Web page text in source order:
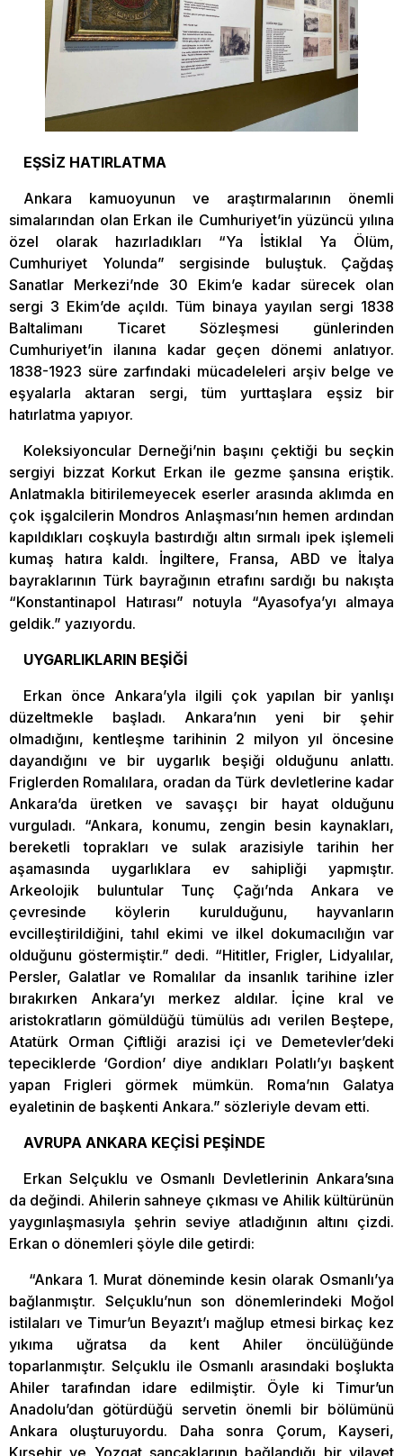
EŞSİZ HATIRLATMA
Ankara kamuoyunun ve araştırmalarının önemli
simalarından olan Erkan ile Cumhuriyet’in yüzüncü yılına
özel olarak hazırladıkları “Ya İstiklal Ya Ölüm,
Cumhuriyet Yolunda” sergisinde buluştuk. Çağdaş
Sanatlar Merkezi’nde 30 Ekim’e kadar sürecek olan
sergi 3 Ekim’de açıldı. Tüm binaya yayılan sergi 1838
Baltalimanı Ticaret Sözleşmesi günlerinden
Cumhuriyet’in ilanına kadar geçen dönemi anlatıyor.
1838-1923 süre zarfındaki mücadeleleri arşiv belge ve
eşyalarla aktaran sergi, tüm yurttaşlara eşsiz bir
hatırlatma yapıyor.
Koleksiyoncular Derneği’nin başını çektiği bu seçkin
sergiyi bizzat Korkut Erkan ile gezme şansına eriştik.
Anlatmakla bitirilemeyecek eserler arasında aklımda en
çok işgalcilerin Mondros Anlaşması’nın hemen ardından
kapıldıkları coşkuyla bastırdığı altın sırmalı ipek işlemeli
kumaş hatıra kaldı. İngiltere, Fransa, ABD ve İtalya
bayraklarının Türk bayrağının etrafını sardığı bu nakışta
“Konstantinapol Hatırası” notuyla “Ayasofya’yı almaya
geldik.” yazıyordu.
UYGARLIKLARIN BEŞİĞİ
Erkan önce Ankara’yla ilgili çok yapılan bir yanlışı
düzeltmekle başladı. Ankara’nın yeni bir şehir
olmadığını, kentleşme tarihinin 2 milyon yıl öncesine
dayandığını ve bir uygarlık beşiği olduğunu anlattı.
Friglerden Romalılara, oradan da Türk devletlerine kadar
Ankara’da üretken ve savaşçı bir hayat olduğunu
vurguladı. “Ankara, konumu, zengin besin kaynakları,
bereketli toprakları ve sulak arazisiyle tarihin her
aşamasında uygarlıklara ev sahipliği yapmıştır.
Arkeolojik buluntular Tunç Çağı’nda Ankara ve
çevresinde köylerin kurulduğunu, hayvanların
evcilleştirildiğini, tahıl ekimi ve ilkel dokumacılığın var
olduğunu göstermiştir.” dedi. “Hititler, Frigler, Lidyalılar,
Persler, Galatlar ve Romalılar da insanlık tarihine izler
bırakırken Ankara’yı merkez aldılar. İçine kral ve
aristokratların gömüldüğü tümülüs adı verilen Beştepe,
Atatürk Orman Çiftliği arazisi içi ve Demetevler’deki
tepeciklerde ‘Gordion’ diye andıkları Polatlı’yı başkent
yapan Frigleri görmek mümkün. Roma’nın Galatya
eyaletinin de başkenti Ankara.” sözleriyle devam etti.
AVRUPA ANKARA KEÇİSİ PEŞİNDE
Erkan Selçuklu ve Osmanlı Devletlerinin Ankara’sına
da değindi. Ahilerin sahneye çıkması ve Ahilik kültürünün
yaygınlaşmasıyla şehrin seviye atladığının altını çizdi.
Erkan o dönemleri şöyle dile getirdi:
“Ankara 1. Murat döneminde kesin olarak Osmanlı’ya
bağlanmıştır. Selçuklu’nun son dönemlerindeki Moğol
istilaları ve Timur’un Beyazıt’ı mağlup etmesi birkaç kez
yıkıma uğratsa da kent Ahiler öncülüğünde
toparlanmıştır. Selçuklu ile Osmanlı arasındaki boşlukta
Ahiler tarafından idare edilmiştir. Öyle ki Timur’un
Anadolu’dan götürdüğü servetin önemli bir bölümünü
Ankara oluşturuyordu. Daha sonra Çorum, Kayseri,
Kırşehir ve Yozgat sancaklarının bağlandığı bir vilayet